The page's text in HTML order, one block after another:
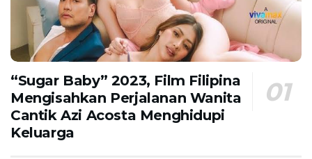
“Sugar Baby” 2023, Film Filipina
Mengisahkan Perjalanan Wanita
Cantik Azi Acosta Menghidupi
Keluarga